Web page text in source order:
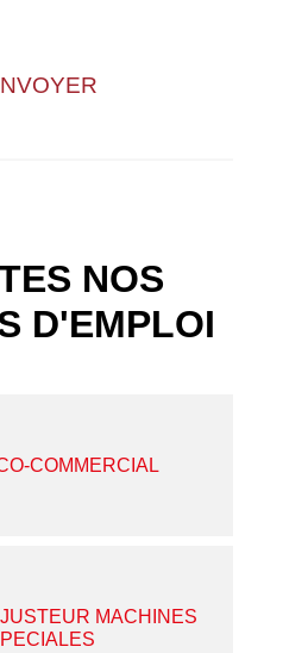
NOS
D'EMPLOI
COMMERCIAL
MACHINES